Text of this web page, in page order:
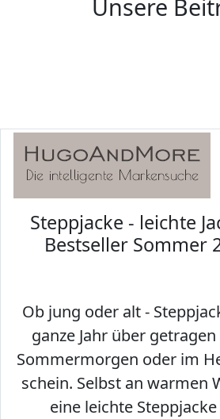
Unsere
Steppjacke - leichte
Bestseller Sommer
Ob jung oder alt -
ganze Jahr über
Sommermorgen oder im
schein. Selbst an warmen
eine leichte